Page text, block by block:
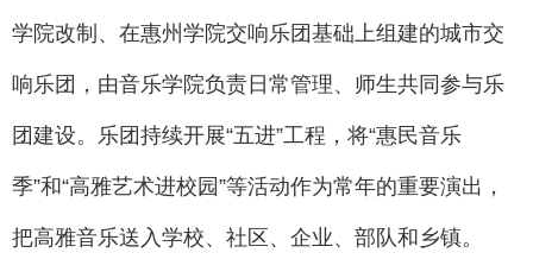
学院改制、在惠州学院交响乐团基础上组建的城市交
响乐团，由音乐学院负责日常管理、师生共同参与乐
团建设。乐团持续开展“五进”工程，将“惠民音乐
季”和“高雅艺术进校园”等活动作为常年的重要演出，
把高雅音乐送入学校、社区、企业、部队和乡镇。